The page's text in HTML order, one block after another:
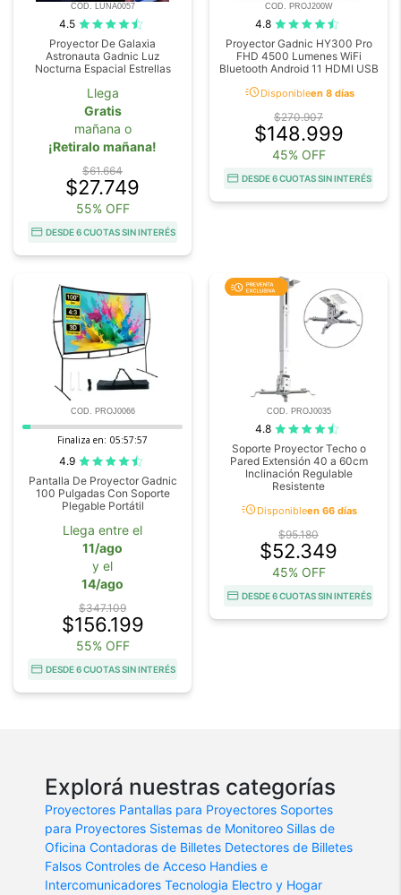
COD. LUNA0057
4.5
Proyector De Galaxia
Astronauta Gadnic Luz
Nocturna Espacial Estrellas
Llega
Gratis
mañana o
¡Retiralo mañana!
$61.664
$27.749
55% OFF
DESDE 6 CUOTAS SIN INTERÉS
COD. PROJ200W
4.8
Proyector Gadnic HY300 Pro
FHD 4500 Lumenes WiFi
Bluetooth Android 11 HDMI USB
acuteDisponibleen 8 días
$270.907
$148.999
45% OFF
DESDE 6 CUOTAS SIN INTERÉS
COD. PROJ0066
Finaliza en: 05:57:57
4.9
Pantalla De Proyector Gadnic
100 Pulgadas Con Soporte
Plegable Portátil
Llega entre el
11/ago
y el
14/ago
$347.109
$156.199
55% OFF
DESDE 6 CUOTAS SIN INTERÉS
COD. PROJ0035
4.8
Soporte Proyector Techo o
Pared Extensión 40 a 60cm
Inclinación Regulable
Resistente
acuteDisponibleen 66 días
$95.180
$52.349
45% OFF
DESDE 6 CUOTAS SIN INTERÉS
Explorá nuestras categorías
Proyectores Pantallas para Proyectores Soportes
para Proyectores Sistemas de Monitoreo Sillas de
Oficina Contadoras de Billetes Detectores de Billetes
Falsos Controles de Acceso Handies e
Intercomunicadores Tecnologia Electro y Hogar